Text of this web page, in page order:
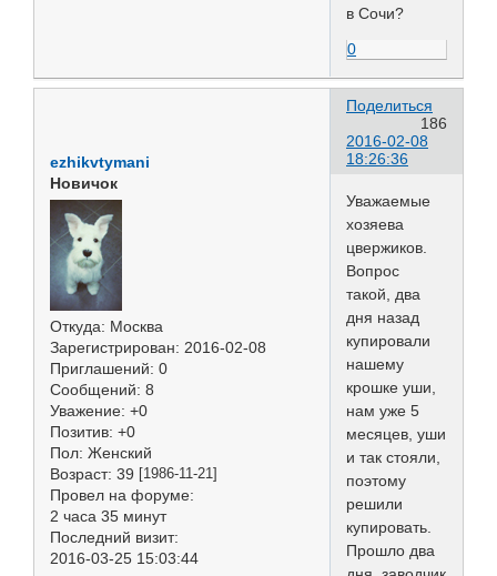
в Сочи?
0
Поделиться
186
2016-02-08
18:26:36
ezhikvtymani
Новичок
Откуда: Москва
Зарегистрирован: 2016-02-08
Приглашений: 0
Сообщений: 8
Уважение: +0
Позитив: +0
Пол: Женский
Возраст: 39 [1986-11-21]
Провел на форуме:
2 часа 35 минут
Последний визит:
2016-03-25 15:03:44
Уважаемые
хозяева
цвержиков.
Вопрос
такой, два
дня назад
купировали
нашему
крошке уши,
нам уже 5
месяцев, уши
и так стояли,
поэтому
решили
купировать.
Прошло два